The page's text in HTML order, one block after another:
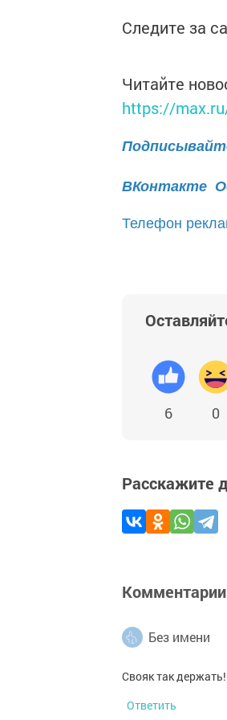
Следите за
Читайте
https://
ВКонтакте
Телефон
6 0
Расскажите
Комментарии
Без имени
Свояк так держать!
Ответить